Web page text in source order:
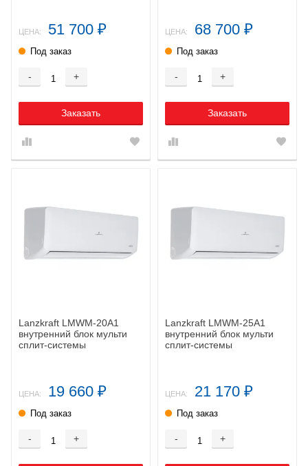
ЦЕНА: 51 700 ₽
Под заказ
- +
Заказать
ЦЕНА: 68 700 ₽
Под заказ
- +
Заказать
Lanzkraft LMWM-20A1
внутренний блок мульти
сплит-системы
ЦЕНА: 19 660 ₽
Под заказ
- +
Lanzkraft LMWM-25A1
внутренний блок мульти
сплит-системы
ЦЕНА: 21 170 ₽
Под заказ
- +